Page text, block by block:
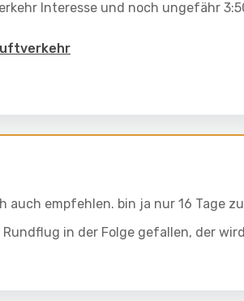
Interesse und noch ungefähr
auch empfehlen. bin ja nur 16 Tage
Rundflug in der Folge gefallen, der